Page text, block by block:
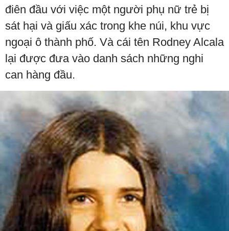
điên đầu với việc một người phụ nữ trẻ bị
sát hại và giấu xác trong khe núi, khu vực
ngoại ô thành phố. Và cái tên Rodney Alcala
lại được đưa vào danh sách những nghi
can hàng đầu.